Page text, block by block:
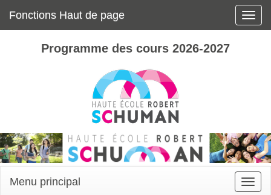
Toggle
Fonctions Haut de page
Programme des cours 2026-2027
Toggle
Menu principal